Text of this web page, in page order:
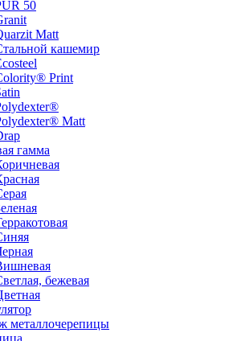
50
Matt
кашемир
Print
Matt
гамма
бежевая
металлочерепицы